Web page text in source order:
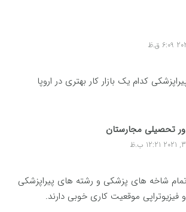
کدام یک بازار کار بهتری در اروپا
تحصیلی مجارستان
شاخه های پزشکی و رشته های پیراپزشکی
فیزیوتراپی موقعیت کاری خوبی دارند.